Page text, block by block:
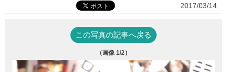
2017/03/14
この写真の記事へ戻る
（画像 1/2）